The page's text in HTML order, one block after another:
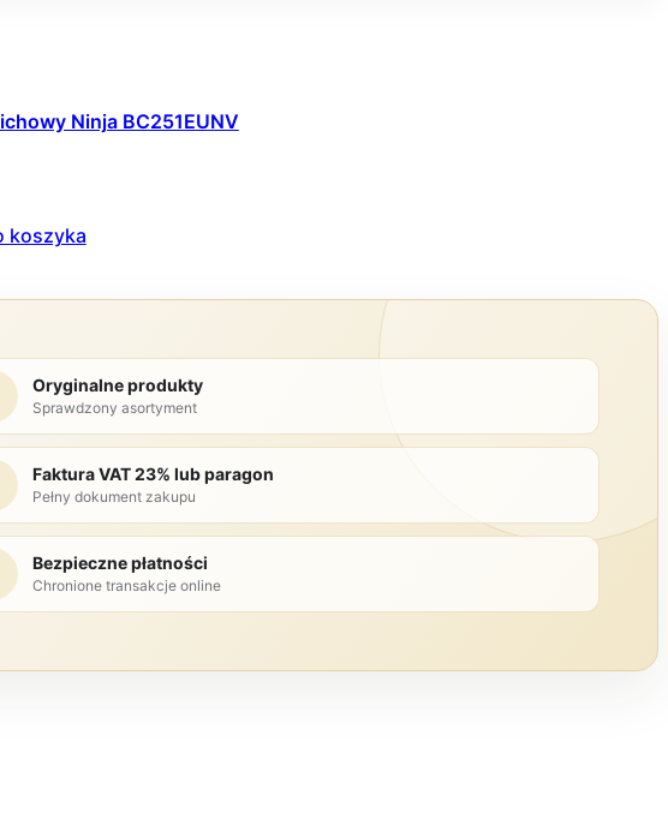
Ninja BC251EUNV
koszyka
Oryginalne produkty
Sprawdzony asortyment
Faktura VAT 23% lub paragon
Pełny dokument zakupu
Bezpieczne płatności
Chronione transakcje online